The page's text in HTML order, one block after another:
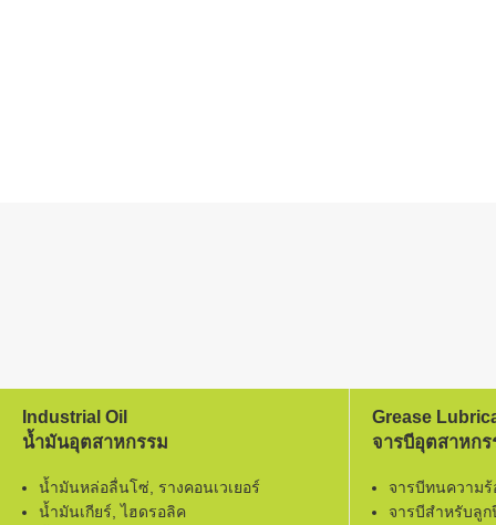
Industrial Oil
น้ำมันอุตสาหกรรม
น้ำมันหล่อลื่นโซ่, รางคอนเวเยอร์
น้ำมันเกียร์, ไฮดรอลิค
Grease
จารบีอุตสาหกร
จารบีทนความ
จารบีสำหรับลู